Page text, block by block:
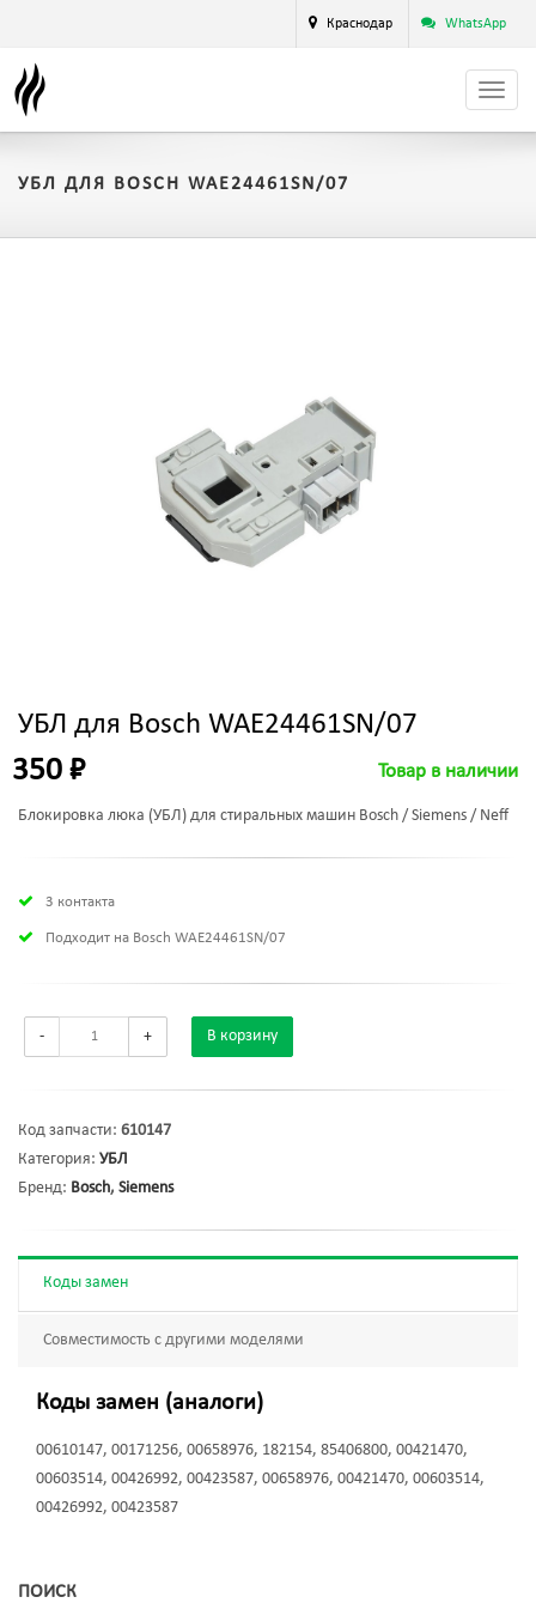
Краснодар WhatsApp
УБЛ ДЛЯ BOSCH WAE24461SN/07
УБЛ для Bosch WAE24461SN/07
350 ₽ Товар в наличии
Блокировка люка (УБЛ) для стиральных машин Bosch / Siemens / Neff
3 контакта
Подходит на Bosch WAE24461SN/07
- + В корзину
Код запчасти: 610147
Категория: УБЛ
Бренд: Bosch, Siemens
Коды замен
Совместимость с другими моделями
Коды замен (аналоги)
00610147, 00171256, 00658976, 182154, 85406800, 00421470,
00603514, 00426992, 00423587, 00658976, 00421470, 00603514,
00426992, 00423587
ПОИСК